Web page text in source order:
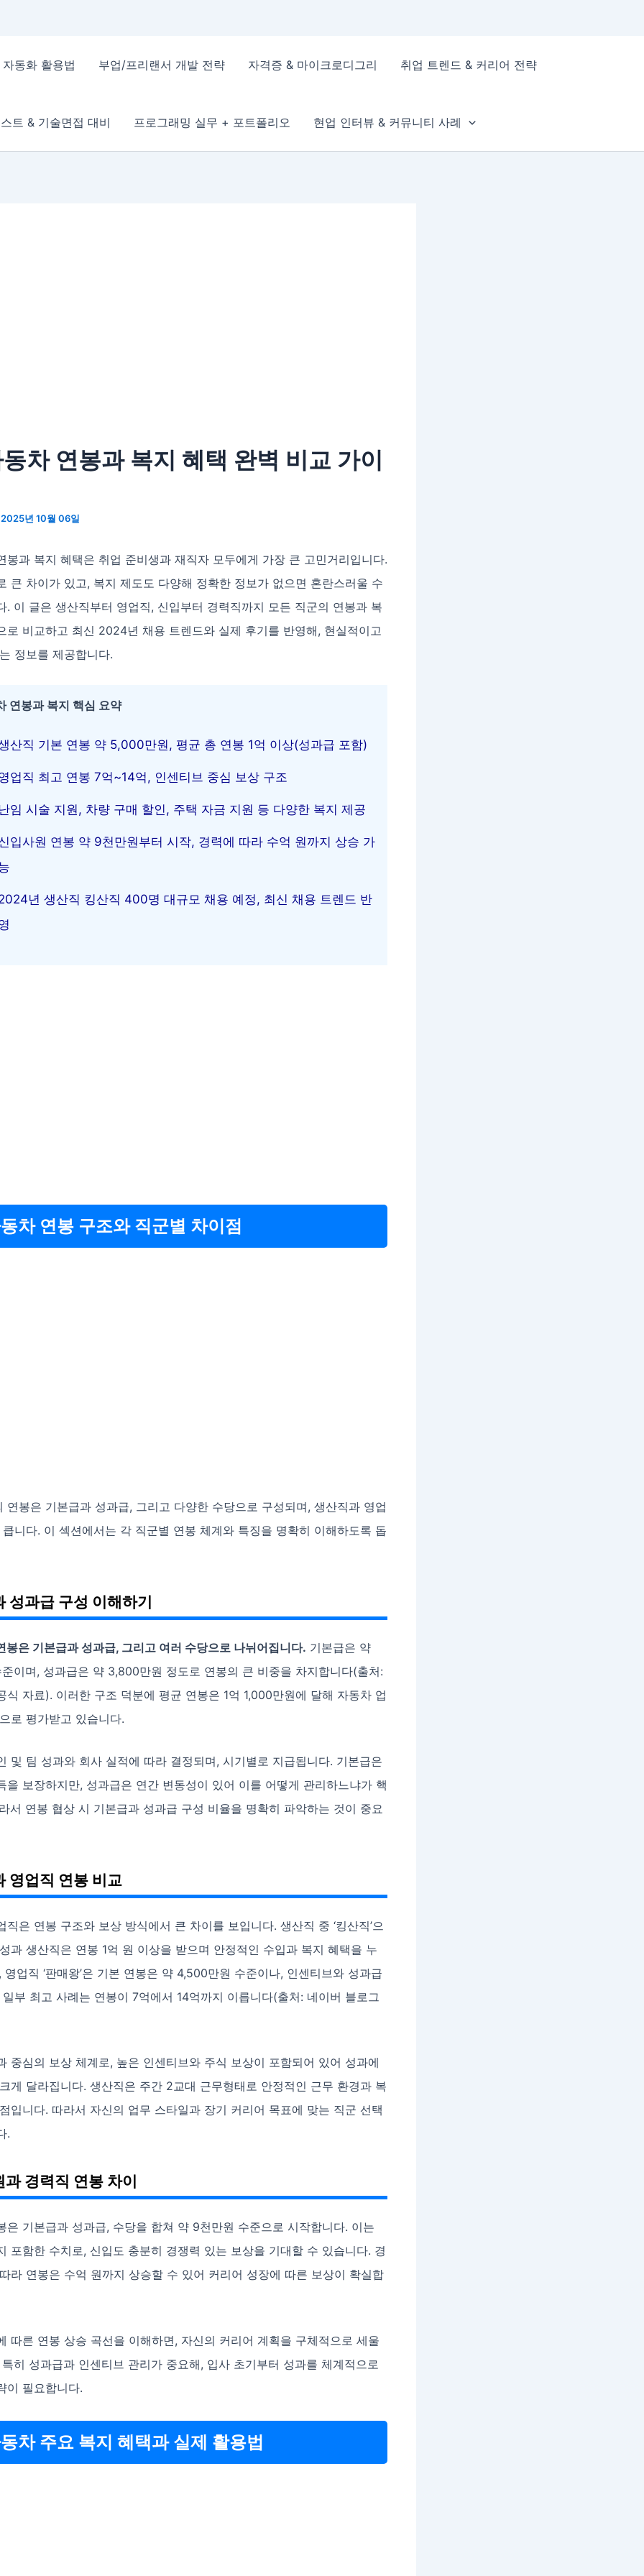
동화 활용법 부업/프리랜서 개발 전략 자격증 & 마이크로디그리 취업 트렌드 & 커리어 전략
트 & 기술면접 대비 프로그래밍 실무 + 포트폴리오 현업 인터뷰 & 커뮤니티 사례
차 연봉과 복지 혜택 완벽 비교 가이
2025년 10월 06일
봉과 복지 혜택은 취업 준비생과 재직자 모두에게 가장 큰 고민거리입니다.
큰 차이가 있고, 복지 제도도 다양해 정확한 정보가 없으면 혼란스러울 수
. 이 글은 생산직부터 영업직, 신입부터 경력직까지 모든 직군의 연봉과 복
로 비교하고 최신 2024년 채용 트렌드와 실제 후기를 반영해, 현실적이고
정보를 제공합니다.
연봉과 복지 핵심 요약
산직 기본 연봉 약 5,000만원, 평균 총 연봉 1억 이상(성과급 포함)
업직 최고 연봉 7억~14억, 인센티브 중심 보상 구조
임 시술 지원, 차량 구매 할인, 주택 자금 지원 등 다양한 복지 제공
입사원 연봉 약 9천만원부터 시작, 경력에 따라 수억 원까지 상승 가
년 생산직 킹산직 400명 대규모 채용 예정, 최신 채용 트렌드 반
차 연봉 구조와 직군별 차이점
연봉은 기본급과 성과급, 그리고 다양한 수당으로 구성되며, 생산직과 영업
니다. 이 섹션에서는 각 직군별 연봉 체계와 특징을 명확히 이해하도록 돕
성과급 구성 이해하기
봉은 기본급과 성과급, 그리고 여러 수당으로 나뉘어집니다. 기본급은 약
이며, 성과급은 약 3,800만원 정도로 연봉의 큰 비중을 차지합니다(출처:
식 자료). 이러한 구조 덕분에 평균 연봉은 1억 1,000만원에 달해 자동차 업
로 평가받고 있습니다.
및 팀 성과와 회사 실적에 따라 결정되며, 시기별로 지급됩니다. 기본급은
을 보장하지만, 성과급은 연간 변동성이 있어 이를 어떻게 관리하느냐가 핵
서 연봉 협상 시 기본급과 성과급 구성 비율을 명확히 파악하는 것이 중요
영업직 연봉 비교
직은 연봉 구조와 보상 방식에서 큰 차이를 보입니다. 생산직 중 ‘킹산직’으
과 생산직은 연봉 1억 원 이상을 받으며 안정적인 수입과 복지 혜택을 누
영업직 ‘판매왕’은 기본 연봉은 약 4,500만원 수준이나, 인센티브와 성과급
부 최고 사례는 연봉이 7억에서 14억까지 이릅니다(출처: 네이버 블로그
중심의 보상 체계로, 높은 인센티브와 주식 보상이 포함되어 있어 성과에
게 달라집니다. 생산직은 주간 2교대 근무형태로 안정적인 근무 환경과 복
입니다. 따라서 자신의 업무 스타일과 장기 커리어 목표에 맞는 직군 선택
.
경력직 연봉 차이
은 기본급과 성과급, 수당을 합쳐 약 9천만원 수준으로 시작합니다. 이는
포함한 수치로, 신입도 충분히 경쟁력 있는 보상을 기대할 수 있습니다. 경
라 연봉은 수억 원까지 상승할 수 있어 커리어 성장에 따른 보상이 확실합
따른 연봉 상승 곡선을 이해하면, 자신의 커리어 계획을 구체적으로 세울
히 성과급과 인센티브 관리가 중요해, 입사 초기부터 성과를 체계적으로
이 필요합니다.
차 주요 복지 혜택과 실제 활용법